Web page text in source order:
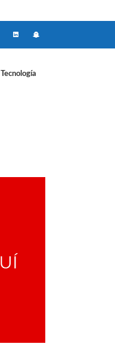
Tecnología